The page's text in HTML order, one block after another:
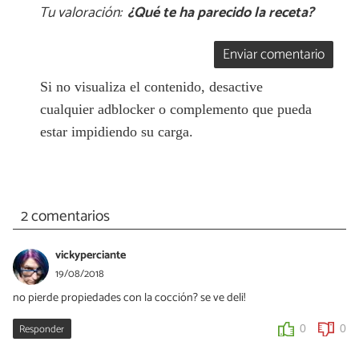
Tu valoración: ¿Qué te ha parecido la receta?
Enviar comentario
Si no visualiza el contenido, desactive
cualquier adblocker o complemento que pueda
estar impidiendo su carga.
2 comentarios
vickyperciante
19/08/2018
no pierde propiedades con la cocción? se ve deli!
Responder 0 0